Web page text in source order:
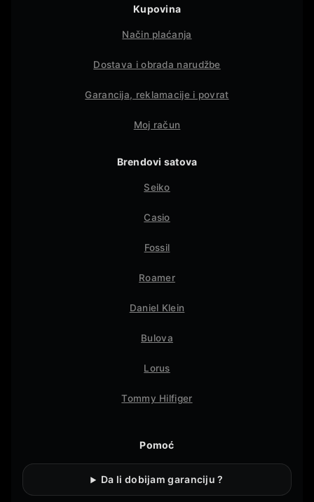
Kupovina
Način plaćanja
Dostava i obrada narudžbe
Garancija, reklamacije i povrat
Moj račun
Brendovi satova
Seiko
Casio
Fossil
Roamer
Daniel Klein
Bulova
Lorus
Tommy Hilfiger
Pomoć
Da li dobijam garanciju ?